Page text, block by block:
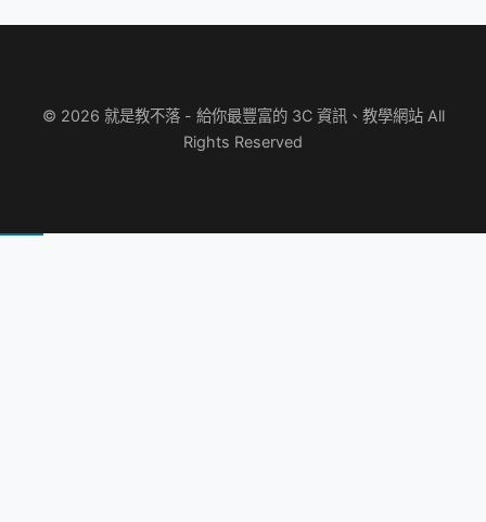
© 2026 就是教不落 - 給你最豐富的 3C 資訊、教學網站 All
Rights Reserved